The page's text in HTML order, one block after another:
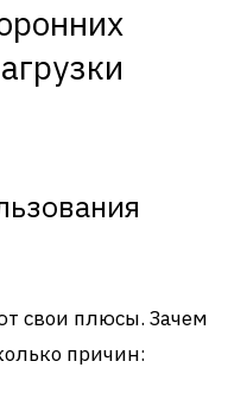
свои плюсы. Зачем
причин: